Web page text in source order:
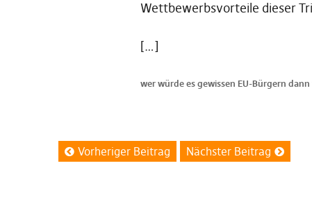
Wettbewerbsvorteile dieser
[…]
wer würde es gewissen EU-Bürgern
Vorheriger Beitrag Nächster Beitrag